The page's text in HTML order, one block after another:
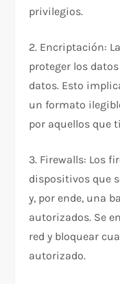
privilegios.
2. Encriptación:
proteger los
datos. Esto
un formato
por aquellos que
3. Firewalls: Los
dispositivos que
y, por ende, una
autorizados. Se
red y bloquear
autorizado.